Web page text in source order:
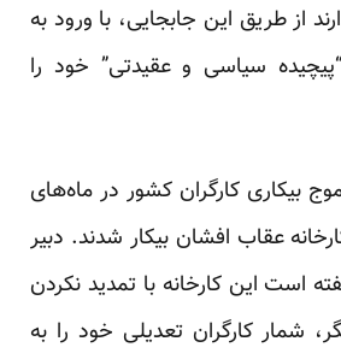
از طریق این جابجایی، با ورود به
سیاسی و عقیدتی” خود را
بیکاری کارگران کشور در ماه‌های
کارگر کارخانه عقاب افشان بیکار شدند. دبیر
است این کارخانه با تمدید نکردن
کارگر دیگر، شمار کارگران تعدیلی خود را به